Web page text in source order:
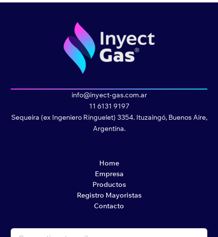
info@inyect-gas.com.ar
11 6131 9197
Sequeira (ex Ingeniero Ringuelet) 3354. Ituzaingó, Buenos Aire,
Argentina.
Home
Empresa
Productos
Registro Mayoristas
Contacto